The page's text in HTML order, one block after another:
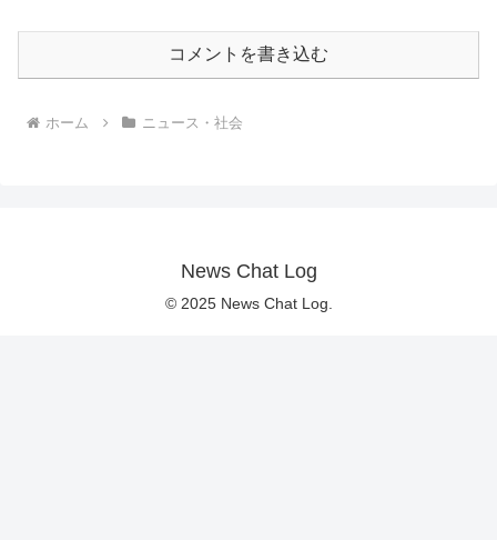
コメントを書き込む
ホーム ニュース・社会
News Chat Log
© 2025 News Chat Log.